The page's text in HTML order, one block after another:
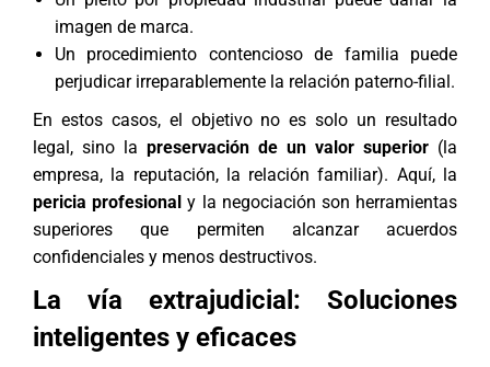
imagen de marca.
Un procedimiento contencioso de familia puede
perjudicar irreparablemente la relación paterno-filial.
En estos casos, el objetivo no es solo un resultado
legal, sino la preservación de un valor superior (la
empresa, la reputación, la relación familiar). Aquí, la
pericia profesional y la negociación son herramientas
superiores que permiten alcanzar acuerdos
confidenciales y menos destructivos.
La vía extrajudicial: Soluciones
inteligentes y eficaces